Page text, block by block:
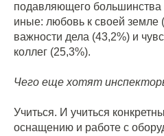
подавляющего
иные: любовь к своей
важности дела (43,2%) и
коллег (25,3%).
Чего еще хотят
Учиться. И учиться
оснащению и работе с